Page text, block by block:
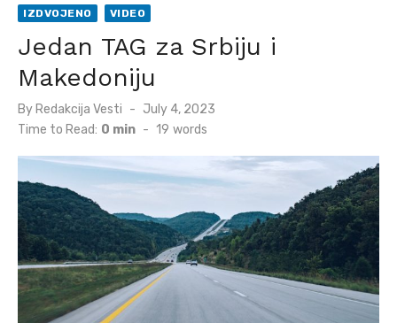
IZDVOJENO VIDEO
Jedan TAG za Srbiju i
Makedoniju
By Redakcija Vesti
Posted
July 4, 2023
Time to Read: 0 min - 19 words